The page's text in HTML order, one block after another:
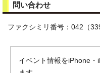
問い合わせ
ファクシミリ番号：042（
イベント情報をiPhone